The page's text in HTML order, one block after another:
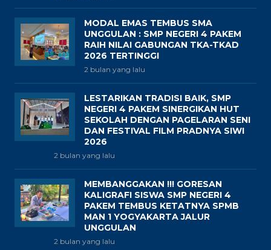
MODAL EMAS TEMBUS SMA
UNGGULAN : SMP NEGERI 4 PAKEM
RAIH NILAI GABUNGAN TKA-TKAD
2026 TERTINGGI
2 bulan yang lalu
LESTARIKAN TRADISI BAIK, SMP
NEGERI 4 PAKEM SINERGIKAN HUT
SEKOLAH DENGAN PAGELARAN SENI
DAN FESTIVAL FILM PRADNYA SIWI
2026
2 bulan yang lalu
MEMBANGGAKAN !!! GORESAN
KALIGRAFI SISWA SMP NEGERI 4
PAKEM TEMBUS KETATNYA SPMB
MAN 1 YOGYAKARTA JALUR
UNGGULAN
2 bulan yang lalu